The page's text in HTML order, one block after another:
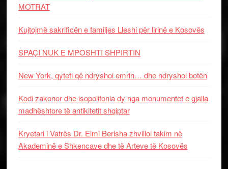
MOTRAT
Kujtojmë sakrificën e familjes Lleshi për lirinë e Kosovës
SPAÇI NUK E MPOSHTI SHPIRTIN
New York, qyteti që ndryshoi emrin… dhe ndryshoi botën
Kodi zakonor dhe isopolifonia dy nga monumentet e gjalla
madhështore të antikitetit shqiptar
Kryetari i Vatrës Dr. Elmi Berisha zhvilloi takim në
Akademinë e Shkencave dhe të Arteve të Kosovës